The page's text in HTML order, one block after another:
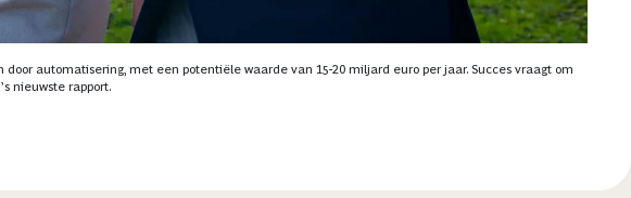
automatisering, met een potentiële waarde van 15-20 miljard euro per jaar. Succes vraagt om
nieuwste rapport.